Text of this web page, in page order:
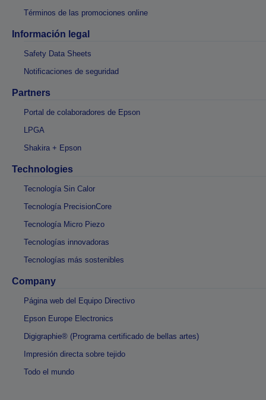
Términos de las promociones online
Información legal
Safety Data Sheets
Notificaciones de seguridad
Partners
Portal de colaboradores de Epson
LPGA
Shakira + Epson
Technologies
Tecnología Sin Calor
Tecnología PrecisionCore
Tecnología Micro Piezo
Tecnologías innovadoras
Tecnologías más sostenibles
Company
Página web del Equipo Directivo
Epson Europe Electronics
Digigraphie® (Programa certificado de bellas artes)
Impresión directa sobre tejido
Todo el mundo